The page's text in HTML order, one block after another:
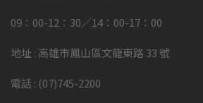
09：00-12：30／14：00-17：00
地址 : 高雄市鳳山區文龍東路 33 號
電話 : (07)745-2200